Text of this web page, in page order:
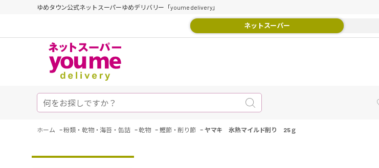
ゆめタウン公式ネットスーパーゆめデリバリー「youme delivery」
ネットスーパー
ホーム -粉類・乾物・海苔・缶詰 -乾物 - 鰹節・削り節 - ヤマキ 氷熟マイルド削り 25ｇ